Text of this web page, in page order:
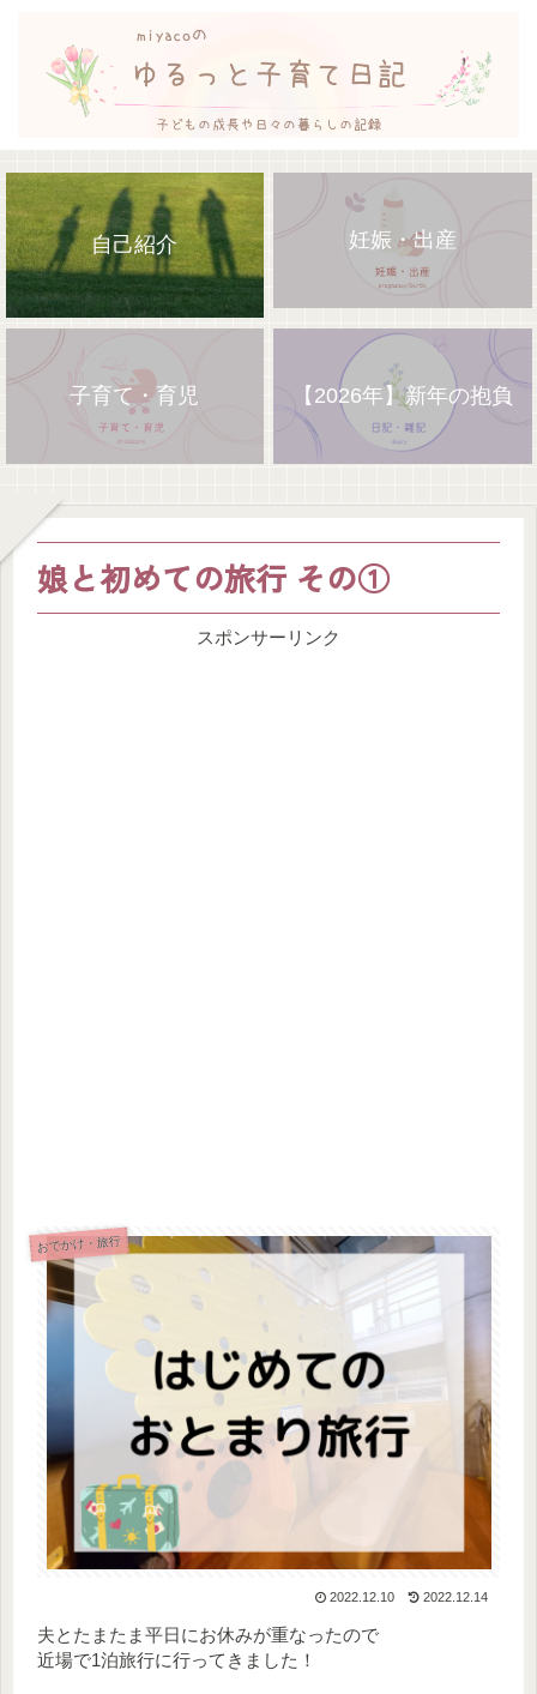
自己紹介 妊娠・出産
子育て・育児 【2026年】新年の抱負
娘と初めての旅行 その①
スポンサーリンク
おでかけ・旅行
2022.12.10 2022.12.14
夫とたまたま平日にお休みが重なったので
近場で1泊旅行に行ってきました！